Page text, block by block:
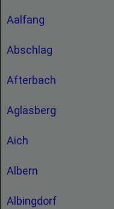
Aalfang
Abschlag
Afterbach
Aglasberg
Aich
Albern
Albingdorf